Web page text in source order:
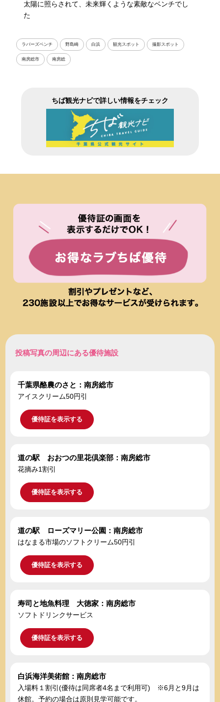
太陽に照らされて、未来輝くような素敵なベンチでし
た
ラバーズベンチ 野島崎 白浜 観光スポット 撮影スポット
南房総市 南房総
ちば観光ナビで詳しい情報をチェック
投稿写真の周辺にある優待施設
千葉県酪農のさと：南房総市
アイスクリーム50円引
優待証を表示する
道の駅 おおつの里花倶楽部：南房総市
花摘み1割引
優待証を表示する
道の駅 ローズマリー公園：南房総市
はなまる市場のソフトクリーム50円引
優待証を表示する
寿司と地魚料理 大徳家：南房総市
ソフトドリンクサービス
優待証を表示する
白浜海洋美術館：南房総市
入場料１割引(優待は同席者4名まで利用可) ※6月と9月は
休館。予約の場合は原則見学可能です。